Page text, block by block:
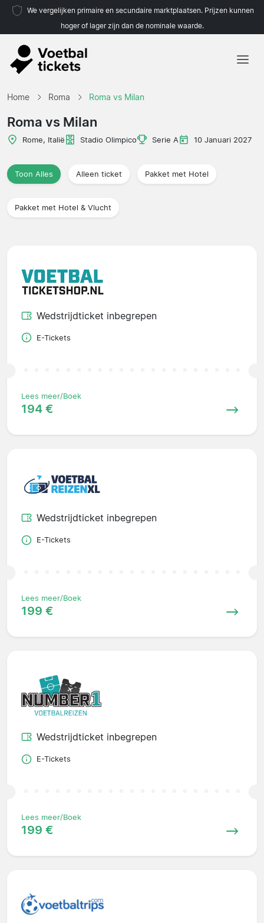
We vergelijken primaire en secundaire marktplaatsen. Prijzen kunnen
hoger of lager zijn dan de nominale waarde.
Home Roma Roma vs Milan
Roma vs Milan
Rome, Italië Stadio Olimpico Serie A 10 Januari 2027
Toon Alles Alleen ticket Pakket met Hotel
Pakket met Hotel & Vlucht
Wedstrijdticket inbegrepen
E-Tickets
Lees meer/Boek
194 €
Wedstrijdticket inbegrepen
E-Tickets
Lees meer/Boek
199 €
Wedstrijdticket inbegrepen
E-Tickets
Lees meer/Boek
199 €